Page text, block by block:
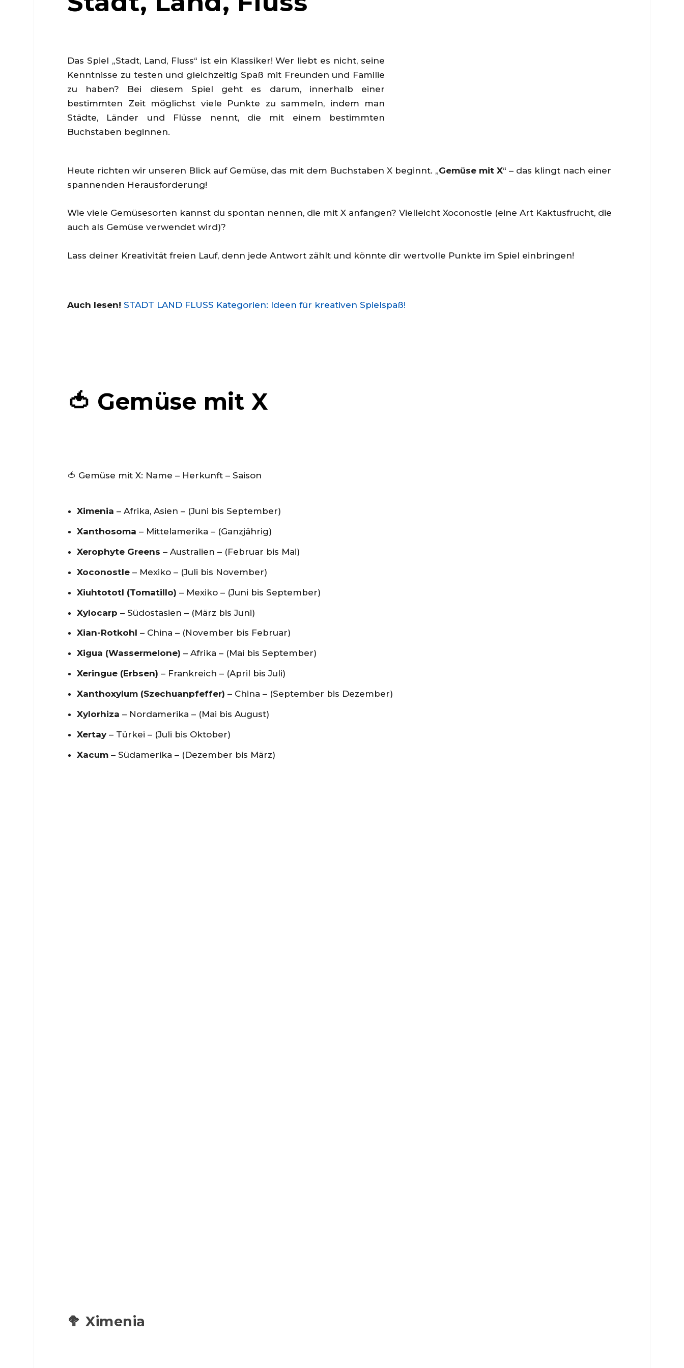
Das Spiel „Stadt, Land, Fluss“ ist ein Klassiker! Wer liebt es nicht, seine
Kenntnisse zu testen und gleichzeitig Spaß mit Freunden und Familie
zu haben? Bei diesem Spiel geht es darum, innerhalb einer
bestimmten Zeit möglichst viele Punkte zu sammeln, indem man
Städte, Länder und Flüsse nennt, die mit einem bestimmten
Buchstaben beginnen.
Heute richten wir unseren Blick auf Gemüse, das mit dem Buchstaben X beginnt. „Gemüse mit X“ – das klingt nach einer
spannenden Herausforderung!
Wie viele Gemüsesorten kannst du spontan nennen, die mit X anfangen? Vielleicht Xoconostle (eine Art Kaktusfrucht, die
auch als Gemüse verwendet wird)?
Lass deiner Kreativität freien Lauf, denn jede Antwort zählt und könnte dir wertvolle Punkte im Spiel einbringen!
Auch lesen! STADT LAND FLUSS Kategorien: Ideen für kreativen Spielspaß!
🍅 Gemüse mit X
🍅 Gemüse mit X: Name – Herkunft – Saison
Ximenia – Afrika, Asien – (Juni bis September)
Xanthosoma – Mittelamerika – (Ganzjährig)
Xerophyte Greens – Australien – (Februar bis Mai)
Xoconostle – Mexiko – (Juli bis November)
Xiuhtototl (Tomatillo) – Mexiko – (Juni bis September)
Xylocarp – Südostasien – (März bis Juni)
Xian-Rotkohl – China – (November bis Februar)
Xigua (Wassermelone) – Afrika – (Mai bis September)
Xeringue (Erbsen) – Frankreich – (April bis Juli)
Xanthoxylum (Szechuanpfeffer) – China – (September bis Dezember)
Xylorhiza – Nordamerika – (Mai bis August)
Xertay – Türkei – (Juli bis Oktober)
Xacum – Südamerika – (Dezember bis März)
🥦 Ximenia